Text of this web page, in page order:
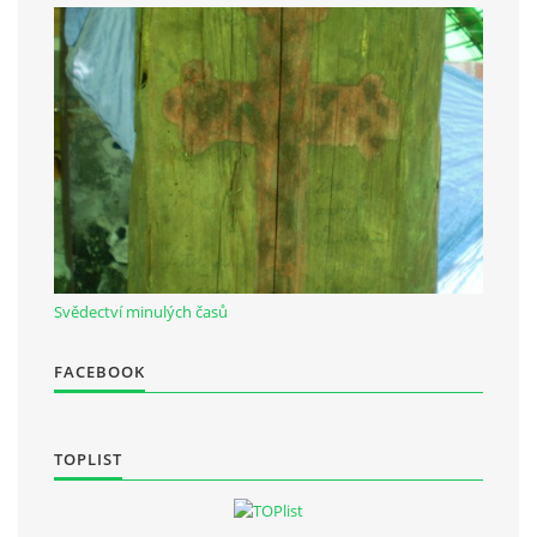
Občanská vzdělávací jednota "Komenský" v Choceradech z.s.
Chocerady 4
257 24 Chocerady
IČ: 498 28 614
Kontaktní osoba:
Mgr. Miroslava Cinkeisová
723 967 851
Svědectví minulých časů
FACEBOOK
TOPLIST